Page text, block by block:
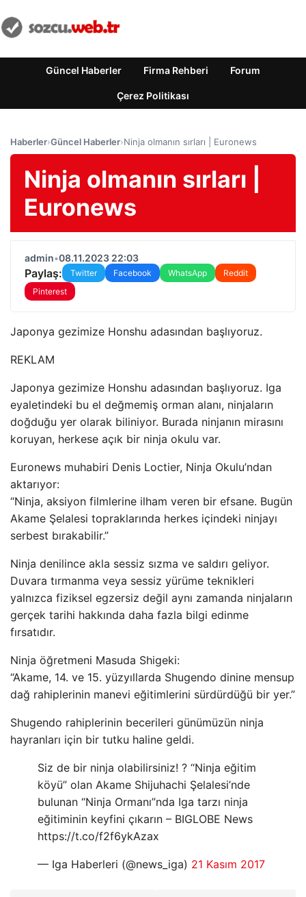
Güncel Haberler Firma Rehberi Forum
Çerez Politikası
Haberler›Güncel Haberler›Ninja olmanın sırları | Euronews
Ninja olmanın sırları |
Euronews
admin•08.11.2023 22:03
Paylaş: Twitter Facebook WhatsApp
Reddit
Pinterest
Japonya gezimize Honshu adasından başlıyoruz.
REKLAM
Japonya gezimize Honshu adasından başlıyoruz. Iga
eyaletindeki bu el değmemiş orman alanı, ninjaların
doğduğu yer olarak biliniyor. Burada ninjanın mirasını
koruyan, herkese açık bir ninja okulu var.
Euronews muhabiri Denis Loctier, Ninja Okulu’ndan
aktarıyor:
“Ninja, aksiyon filmlerine ilham veren bir efsane. Bugün
Akame Şelalesi topraklarında herkes içindeki ninjayı
serbest bırakabilir.”
Ninja denilince akla sessiz sızma ve saldırı geliyor.
Duvara tırmanma veya sessiz yürüme teknikleri
yalnızca fiziksel egzersiz değil aynı zamanda ninjaların
gerçek tarihi hakkında daha fazla bilgi edinme
fırsatıdır.
Ninja öğretmeni Masuda Shigeki:
“Akame, 14. ve 15. yüzyıllarda Shugendo dinine mensup
dağ rahiplerinin manevi eğitimlerini sürdürdüğü bir yer.”
Shugendo rahiplerinin becerileri günümüzün ninja
hayranları için bir tutku haline geldi.
Siz de bir ninja olabilirsiniz! ? “Ninja eğitim
köyü” olan Akame Shijuhachi Şelalesi’nde
bulunan “Ninja Ormanı”nda Iga tarzı ninja
eğitiminin keyfini çıkarın – BIGLOBE News
https://t.co/f2f6ykAzax
— Iga Haberleri (@news_iga) 21 Kasım 2017